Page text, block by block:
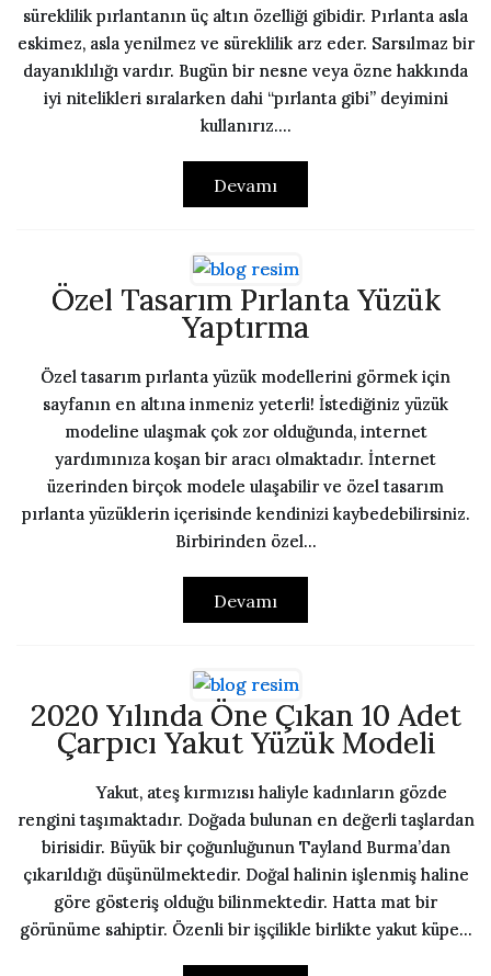
süreklilik pırlantanın üç altın özelliği gibidir. Pırlanta asla
eskimez, asla yenilmez ve süreklilik arz eder. Sarsılmaz bir
dayanıklılığı vardır. Bugün bir nesne veya özne hakkında
iyi nitelikleri sıralarken dahi “pırlanta gibi” deyimini
kullanırız....
Devamı
Özel Tasarım Pırlanta Yüzük
Yaptırma
Özel tasarım pırlanta yüzük modellerini görmek için
sayfanın en altına inmeniz yeterli! İstediğiniz yüzük
modeline ulaşmak çok zor olduğunda, internet
yardımınıza koşan bir aracı olmaktadır. İnternet
üzerinden birçok modele ulaşabilir ve özel tasarım
pırlanta yüzüklerin içerisinde kendinizi kaybedebilirsiniz.
Birbirinden özel...
Devamı
2020 Yılında Öne Çıkan 10 Adet
Çarpıcı Yakut Yüzük Modeli
Yakut, ateş kırmızısı haliyle kadınların gözde
rengini taşımaktadır. Doğada bulunan en değerli taşlardan
birisidir. Büyük bir çoğunluğunun Tayland Burma’dan
çıkarıldığı düşünülmektedir. Doğal halinin işlenmiş haline
göre gösteriş olduğu bilinmektedir. Hatta mat bir
görünüme sahiptir. Özenli bir işçilikle birlikte yakut küpe...